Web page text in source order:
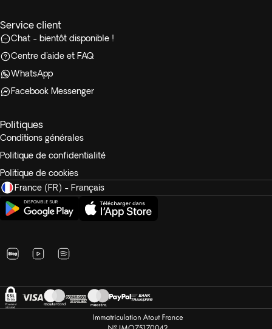
Service client
Chat - bientôt disponible !
Centre d'aide et FAQ
WhatsApp
Facebook Messenger
Politiques
Conditions générales
Politique de confidentialité
Politique de cookies
France (FR) - Français